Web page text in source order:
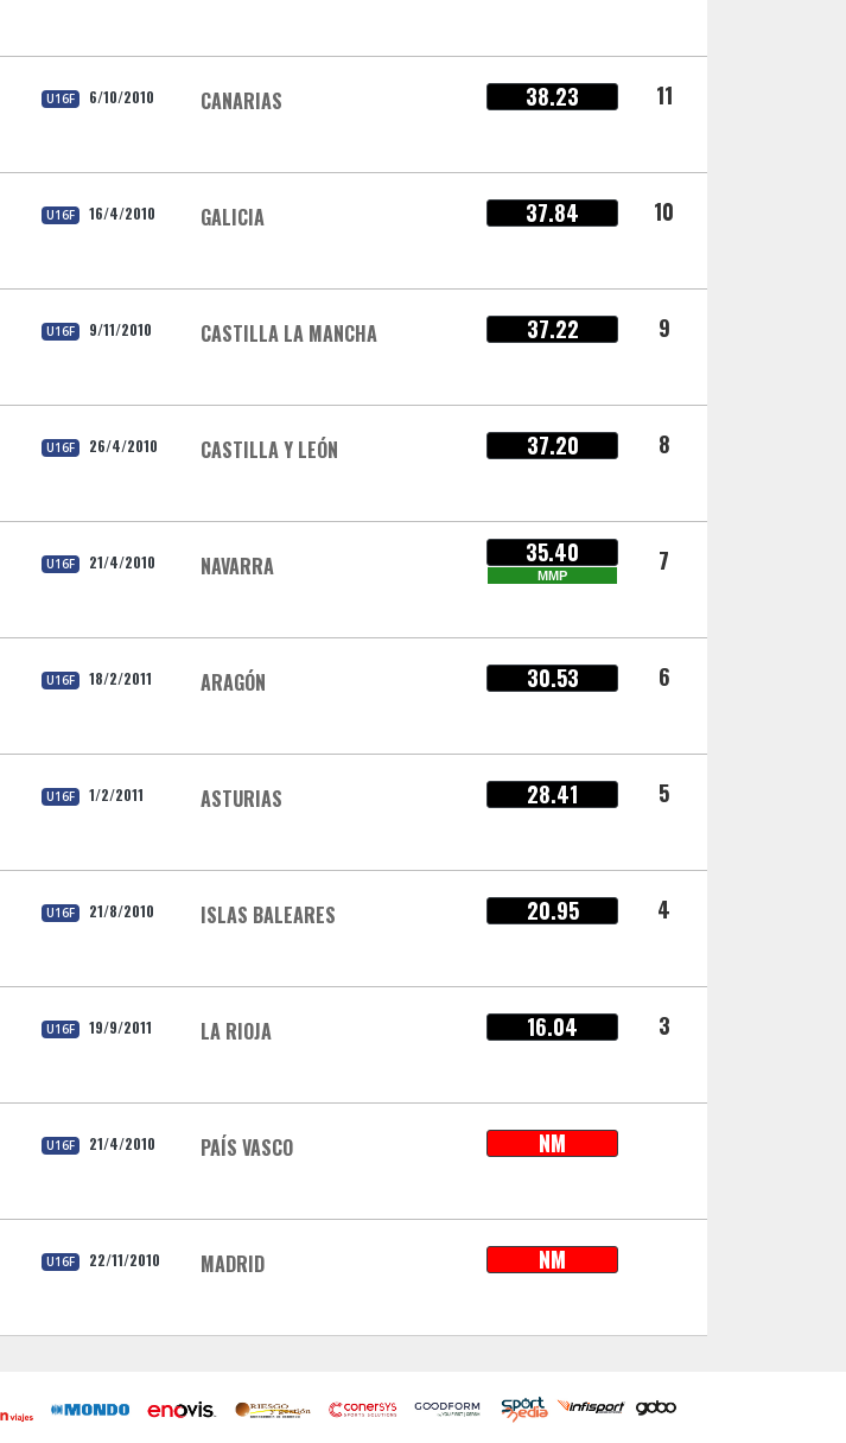
U16F 6/10/2010 CANARIAS 38.23 11
U16F 16/4/2010 GALICIA 37.84 10
U16F 9/11/2010 CASTILLA LA MANCHA 37.22 9
U16F 26/4/2010 CASTILLA Y LEÓN 37.20 8
U16F 21/4/2010 NAVARRA 35.40
MMP 7
U16F 18/2/2011 ARAGÓN 30.53 6
U16F 1/2/2011 ASTURIAS 28.41 5
U16F 21/8/2010 ISLAS BALEARES 20.95 4
U16F 19/9/2011 LA RIOJA 16.04 3
U16F 21/4/2010 PAÍS VASCO NM
U16F 22/11/2010 MADRID NM